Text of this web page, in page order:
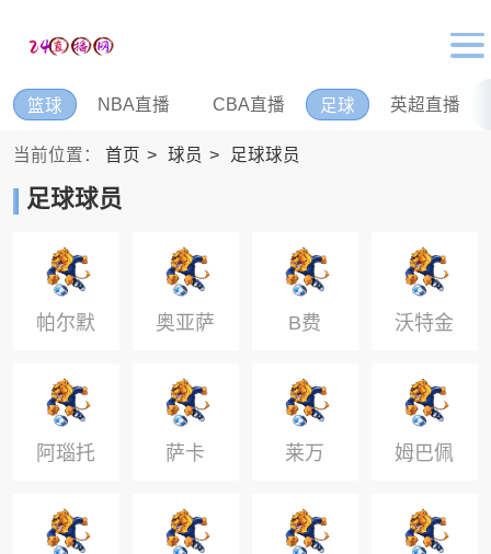
篮球 NBA直播 CBA直播 足球 英超直播
当前位置： 首页 球员 足球球员
足球球员
帕尔默 奥亚萨
瓦尔
B费 沃特金
斯
阿瑙托
维奇
萨卡 莱万 姆巴佩